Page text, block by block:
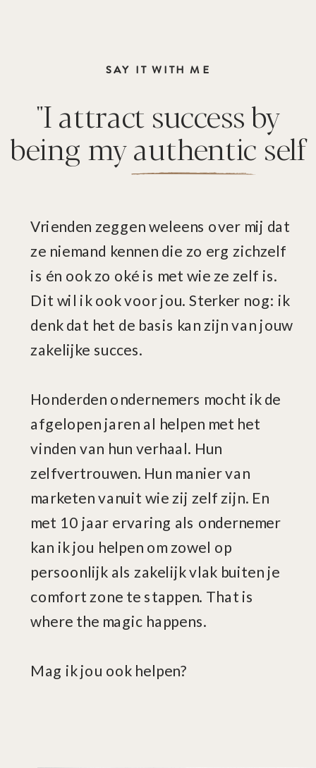
Vrienden zeggen weleens over mij dat
ze niemand kennen die zo erg zichzelf
is én ook zo oké is met wie ze zelf is.
Dit wil ik ook voor jou. Sterker nog: ik
denk dat het de basis kan zijn van jouw
zakelijke succes.
Honderden ondernemers mocht ik de
afgelopen jaren al helpen met het
vinden van hun verhaal. Hun
zelfvertrouwen. Hun manier van
marketen vanuit wie zij zelf zijn. En
met 10 jaar ervaring als ondernemer
kan ik jou helpen om zowel op
persoonlijk als zakelijk vlak buiten je
comfort zone te stappen. That is
where the magic happens.
Mag ik jou ook helpen?
"I attract success by
being my authentic self
SAY IT WITH ME